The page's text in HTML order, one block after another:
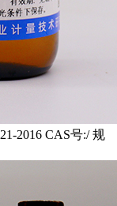
2016 CAS号:/ 规